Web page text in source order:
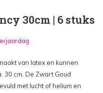
30cm | 6 stuks
van latex en kunnen
30 cm. De Zwart Goud
met lucht of helium en